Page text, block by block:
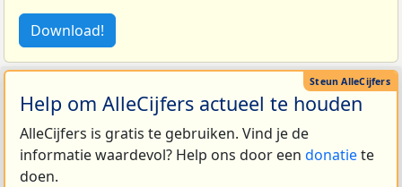
Download!
Help om AlleCijfers actueel te houden
AlleCijfers is gratis te gebruiken. Vind je de
informatie waardevol? Help ons door een donatiete
doen.